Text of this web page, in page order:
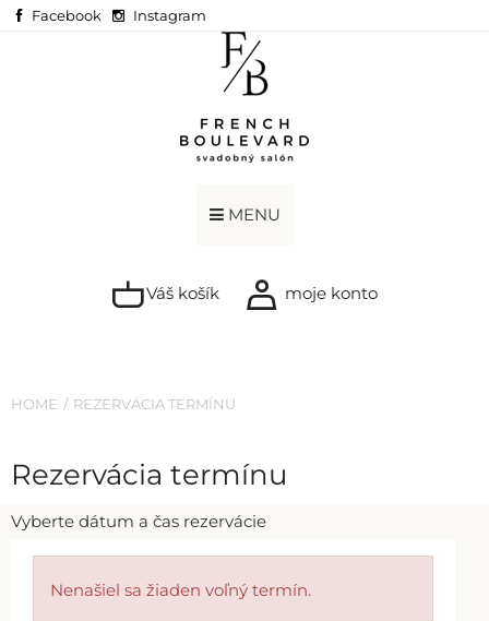
Facebook Instagram
MENU
Váš košík moje konto
HOME REZERVÁCIA TERMÍNU
Rezervácia termínu
Vyberte dátum a čas rezervácie
Nenašiel sa žiaden voľný termín.